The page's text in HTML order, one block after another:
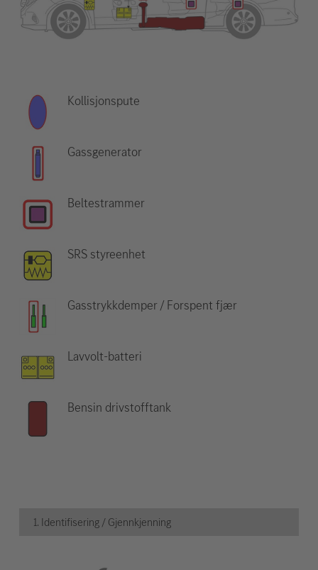
Kollisjonspute
Gassgenerator
Beltestrammer
SRS styreenhet
Gasstrykkdemper / Forspent fjær
Lavvolt-batteri
Bensin drivstofftank
1. Identifisering / Gjennkjenning